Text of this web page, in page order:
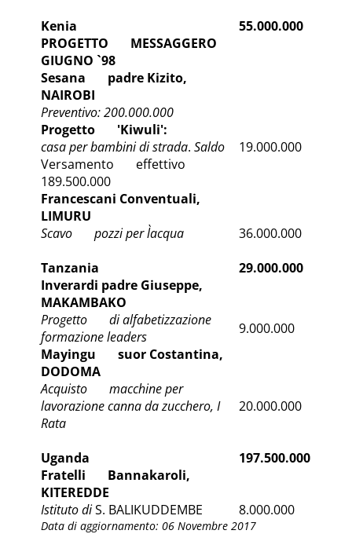
Kenia
55.000.000
PROGETTO MESSAGGERO
GIUGNO `98
Sesana padre Kizito,
NAIROBI
Preventivo: 200.000.000
Progetto 'Kiwuli':
casa per bambini di strada.Saldo
19.000.000
Versamento effettivo
189.500.000
Francescani Conventuali,
LIMURU
Scavo pozzi per l`acqua
36.000.000
Tanzania
29.000.000
Inverardi padre Giuseppe,
MAKAMBAKO
Progetto di alfabetizzazione
formazione leaders
9.000.000
Mayingu suor Costantina,
DODOMA
Acquisto macchine per
lavorazione canna da zucchero, I
Rata
20.000.000
Uganda
197.500.000
Fratelli Bannakaroli,
KITEREDDE
Istituto diS. BALIKUDDEMBE 8.000.000
Data di aggiornamento: 06 Novembre 2017